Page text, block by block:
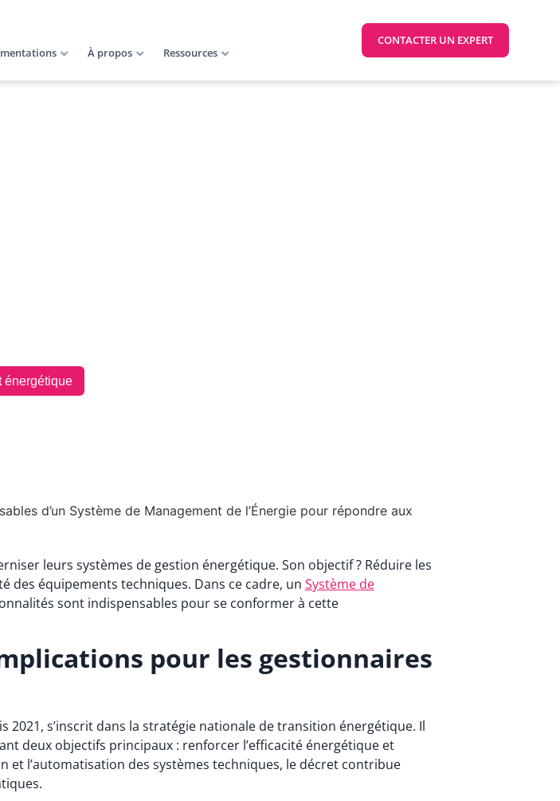
À propos Ressources
CONTACTER UN EXPERT
énergétique
d’un Système de Management de l’Énergie pour répondre aux
leurs systèmes de gestion énergétique. Son objectif ? Réduire les
des équipements techniques. Dans ce cadre, un Système de
sont indispensables pour se conformer à cette
pour les gestionnaires
2021, s’inscrit dans la stratégie nationale de transition énergétique. Il
deux objectifs principaux : renforcer l’efficacité énergétique et
et l’automatisation des systèmes techniques, le décret contribue